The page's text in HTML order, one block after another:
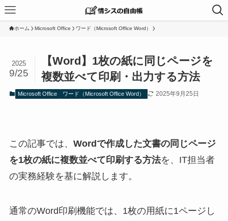
ホーム Microsoft Office ワード（Microsoft Office Word）
【Word】1枚の紙に同じページを
複数並べて印刷・出力する方法
2025
9/25
Microsoft Office ワード（Microsoft Office Word） 2025年9月25日
この記事では、 Wordで作成した文書の同じページ
を1枚の紙に複数並べて印刷する方法を、IT担当者
の実務経験を基に解説します。
通常のWord印刷機能では、1枚の用紙に1ページし